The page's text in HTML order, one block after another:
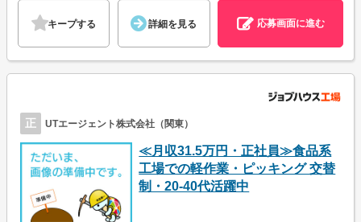
キープする 詳細を見る 応募画面に進む
正 UTエージェント株式会社（関東）
≪月収31.5万円・正社員≫食品系
工場での軽作業・ピッキング 交替
制・20-40代活躍中